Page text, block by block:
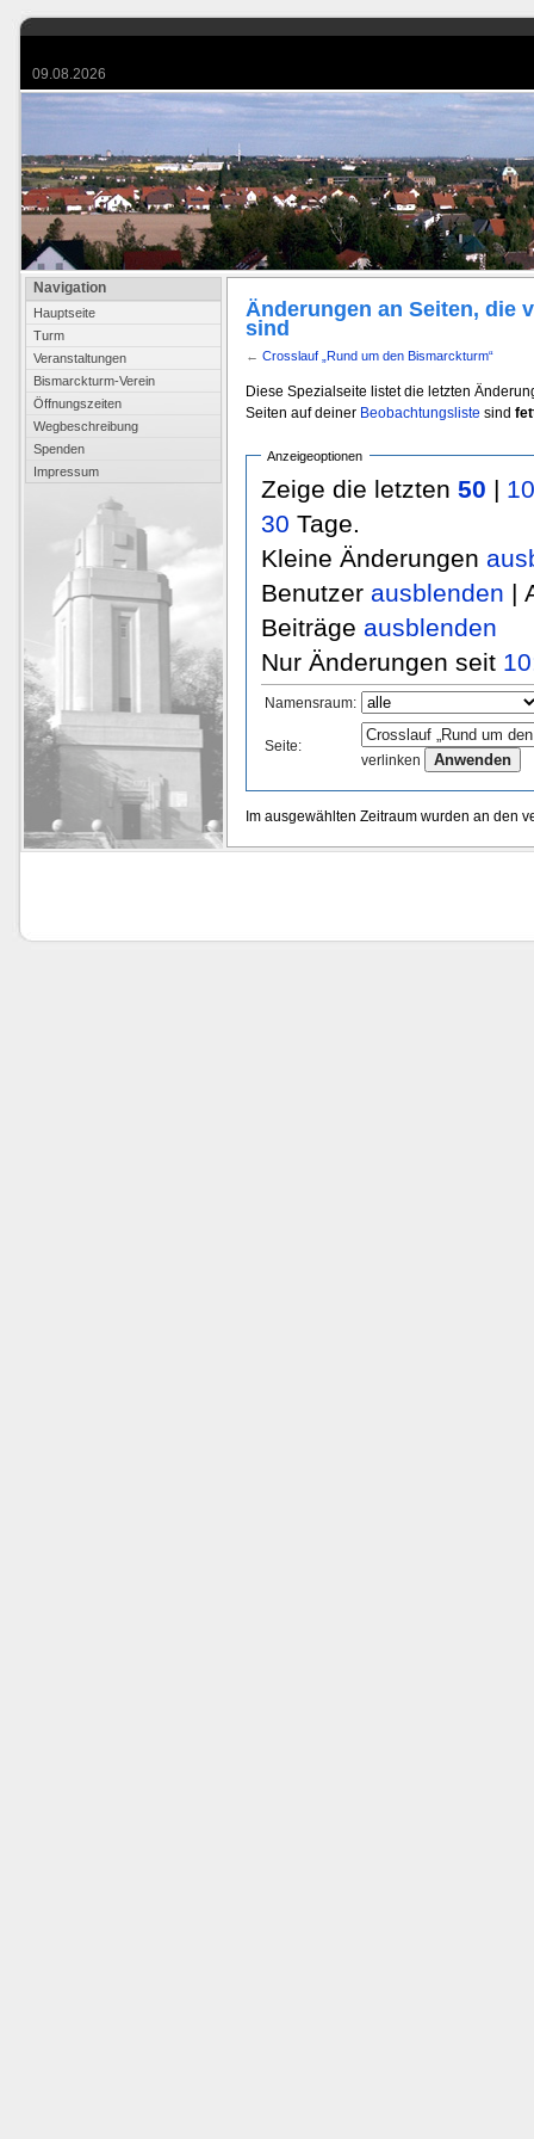
09.08.2026
Navigation
Hauptseite
Turm
Veranstaltungen
Bismarckturm-Verein
Öffnungszeiten
Wegbeschreibung
Spenden
Impressum
Änderungen an Seiten, die
sind
← Crosslauf „Rund um den Bismarckturm“
Diese Spezialseite listet die letzten
Seiten auf deiner Beobachtungsliste sind
Anzeigeoptionen
Zeige die letzten 50
30 Tage.
Kleine Änderungen
Benutzer ausblenden |
Beiträge ausblenden
Nur Änderungen seit
Namensraum:
Seite:
verlinken
Im ausgewählten Zeitraum wurden an den